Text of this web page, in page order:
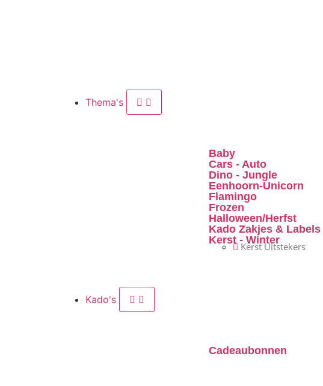
Thema's
Baby
Cars - Auto
Dino - Jungle
Eenhoorn-Unicorn
Flamingo
Frozen
Halloween/Herfst
Kado Zakjes & Labels
Kerst - Winter
Kerst Uitstekers
Kado's
Cadeaubonnen